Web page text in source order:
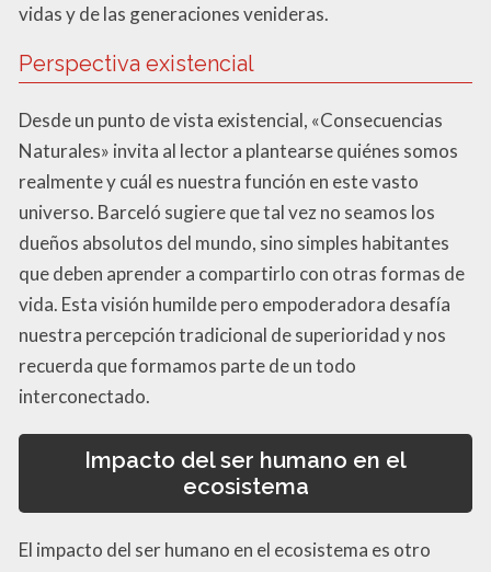
vidas y de las generaciones venideras.
Perspectiva existencial
Desde un punto de vista existencial, «Consecuencias
Naturales» invita al lector a plantearse quiénes somos
realmente y cuál es nuestra función en este vasto
universo. Barceló sugiere que tal vez no seamos los
dueños absolutos del mundo, sino simples habitantes
que deben aprender a compartirlo con otras formas de
vida. Esta visión humilde pero empoderadora desafía
nuestra percepción tradicional de superioridad y nos
recuerda que formamos parte de un todo
interconectado.
Impacto del ser humano en el
ecosistema
El impacto del ser humano en el ecosistema es otro